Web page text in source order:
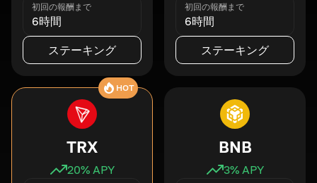
初回の報酬まで
6時間
ステーキング
初回の報酬まで
6時間
ステーキング
HOT
TRX
20% APY
BNB
3% APY